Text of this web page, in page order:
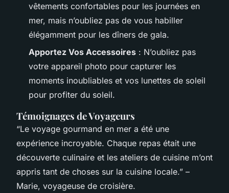
vêtements confortables pour les journées en
mer, mais n’oubliez pas de vous habiller
élégamment pour les dîners de gala.
Apportez Vos Accessoires : N’oubliez pas
votre appareil photo pour capturer les
moments inoubliables et vos lunettes de soleil
pour profiter du soleil.
Témoignages de Voyageurs
“Le voyage gourmand en mer a été une
expérience incroyable. Chaque repas était une
découverte culinaire et les ateliers de cuisine m’ont
appris tant de choses sur la cuisine locale.” –
Marie, voyageuse de croisière.